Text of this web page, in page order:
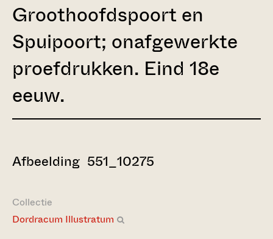
Groothoofdspoort en
Spuipoort; onafgewerkte
proefdrukken. Eind 18e
eeuw.
Afbeelding 551_10275
Collectie
Dordracum Illustratum